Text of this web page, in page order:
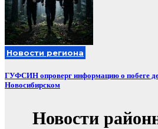
Новости региона
ГУФСИН опроверг информацию о побеге
Новосибирском